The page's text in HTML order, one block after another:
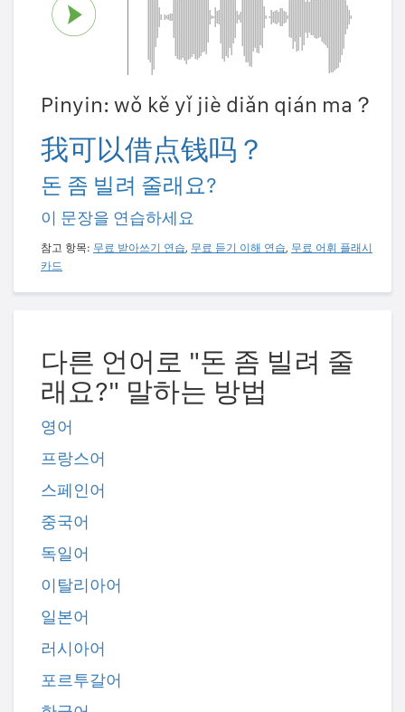
Pinyin: wǒ kě yǐ jiè diǎn qián ma？
我可以借点钱吗？
돈 좀 빌려 줄래요?
이 문장을 연습하세요
참고 항목: 무료 받아쓰기 연습, 무료 듣기 이해 연습, 무료 어휘 플래시
카드
다른 언어로 "돈 좀 빌려 줄
래요?" 말하는 방법
영어
프랑스어
스페인어
중국어
독일어
이탈리아어
일본어
러시아어
포르투갈어